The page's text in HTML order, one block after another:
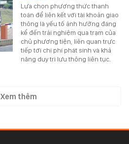
Lựa chọn phương thức thanh
toán để liên kết với tài khoản giao
thông là yếu tố ảnh hưởng đáng
kể đến trải nghiệm qua trạm của
chủ phương tiện, liên quan trực
tiếp tới chi phí phát sinh và khả
năng duy trì lưu thông liên tục.
Xem thêm